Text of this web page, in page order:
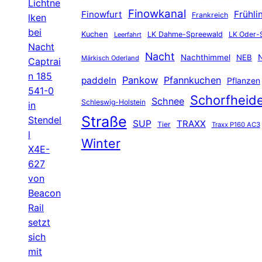
Lichtne
lken
bei
Nacht
Captrai
n 185
541-0
in
Stendel
l
X4E-
627
von
Beacon
Rail
setzt
sich
mit
Finowfurt Finowkanal Frankreich
Kuchen Leerfahrt LK Dahme-Spreewald LK Oder-
Märkisch Oderland Nacht Nachthimmel NEB
paddeln Pankow Pfannkuchen Pflanzen
Schleswig-Holstein Schnee
Straße SUP Tier TRAXX Traxx P160 AC3
Winter